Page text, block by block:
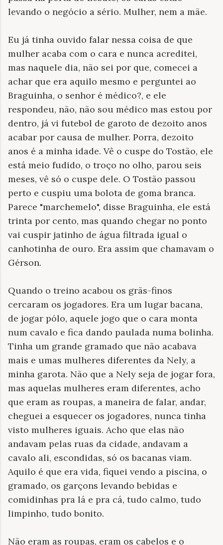
levando o negócio a sério. Mulher, nem a mãe.
Eu já tinha ouvido falar nessa coisa de que
mulher acaba com o cara e nunca acreditei,
mas naquele dia, não sei por que, comecei a
achar que era aquilo mesmo e perguntei ao
Braguinha, o senhor é médico?, e ele
respondeu, não, não sou médico mas estou por
dentro, já vi futebol de garoto de dezoito anos
acabar por causa de mulher. Porra, dezoito
anos é a minha idade. Vê o cuspe do Tostão, ele
está meio fudido, o troço no olho, parou seis
meses, vê só o cuspe dele. O Tostão passou
perto e cuspiu uma bolota de goma branca.
Parece "marchemelo", disse Braguinha, ele está
trinta por cento, mas quando chegar no ponto
vai cuspir jatinho de água filtrada igual o
canhotinha de ouro. Era assim que chamavam o
Gérson.
Quando o treino acabou os grãs-finos
cercaram os jogadores. Era um lugar bacana,
de jogar pólo, aquele jogo que o cara monta
num cavalo e fica dando paulada numa bolinha.
Tinha um grande gramado que não acabava
mais e umas mulheres diferentes da Nely, a
minha garota. Não que a Nely seja de jogar fora,
mas aquelas mulheres eram diferentes, acho
que eram as roupas, a maneira de falar, andar,
cheguei a esquecer os jogadores, nunca tinha
visto mulheres iguais. Acho que elas não
andavam pelas ruas da cidade, andavam a
cavalo ali, escondidas, só os bacanas viam.
Aquilo é que era vida, fiquei vendo a piscina, o
gramado, os garçons levando bebidas e
comidinhas pra lá e pra cá, tudo calmo, tudo
limpinho, tudo bonito.
Não eram as roupas, eram os cabelos e o